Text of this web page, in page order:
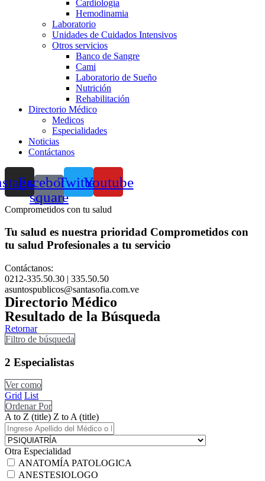
Cardiología
Hemodinamia
Laboratorio
Unidades de Cuidados Intensivos
Otros servicios
Banco de Sangre
Cami
Laboratorio de Sueño
Nutrición
Rehabilitación
Directorio Médico
Medicos
Especialidades
Noticias
Contáctanos
Facebook-
square
TwitterYoutube
Comprometidos con tu salud
Tu salud es nuestra prioridad Comprometidos con
tu salud Profesionales a tu servicio
Contáctanos:
0212-335.50.30 | 335.50.50
asuntospublicos@santasofia.com.ve
Directorio Médico
Resultado de la Búsqueda
Retornar
Filtro de búsqueda
2 Especialistas
Ver como
Grid List
Ordenar Por
A to Z (title) Z to A (title)
Otra Especialidad
ANATOMÍA PATOLOGICA
ANESTESIOLOGO